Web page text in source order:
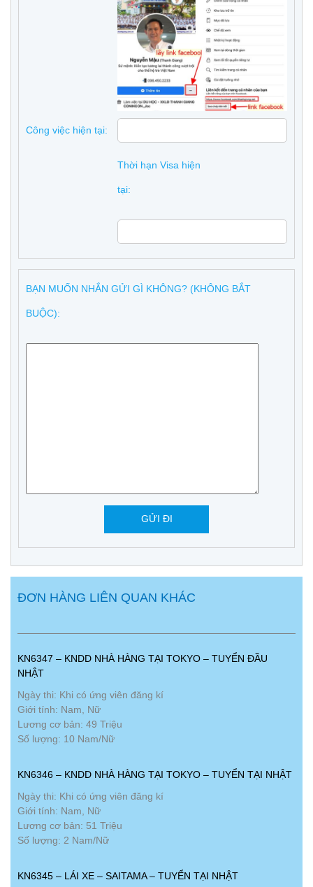
Công việc hiện tại:
Thời hạn Visa hiện
tại:
BẠN MUỐN NHẮN GỬI GÌ KHÔNG? (KHÔNG BẮT
BUỘC):
ĐƠN HÀNG LIÊN QUAN KHÁC
KN6347 – KNDD NHÀ HÀNG TẠI TOKYO – TUYỂN ĐẦU
NHẬT
Ngày thi: Khi có ứng viên đăng kí
Giới tính: Nam, Nữ
Lương cơ bản: 49 Triệu
Số lượng: 10 Nam/Nữ
KN6346 – KNDD NHÀ HÀNG TẠI TOKYO – TUYỂN TẠI NHẬT
Ngày thi: Khi có ứng viên đăng kí
Giới tính: Nam, Nữ
Lương cơ bản: 51 Triệu
Số lượng: 2 Nam/Nữ
KN6345 – LÁI XE – SAITAMA – TUYỂN TẠI NHẬT